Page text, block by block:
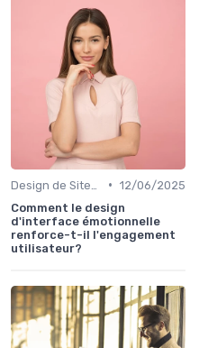
• 12/06/2025
Comment le design
d'interface émotionnelle
renforce-t-il l'engagement
utilisateur?